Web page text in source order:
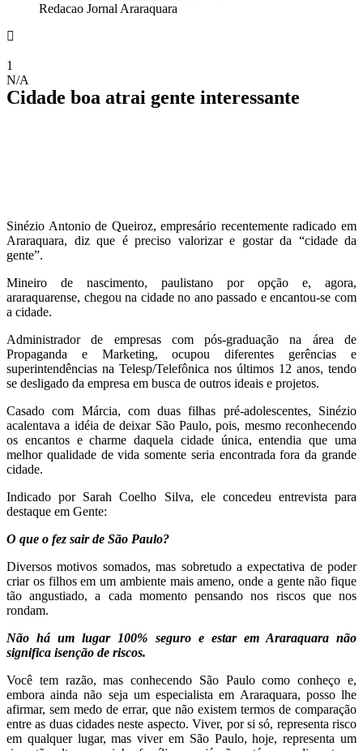
Redacao Jornal Araraquara
1
N/A
Cidade boa atrai gente interessante
Sinézio Antonio de Queiroz, empresário recentemente radicado em
Araraquara, diz que é preciso valorizar e gostar da “cidade da
gente”.
Mineiro de nascimento, paulistano por opção e, agora,
araraquarense, chegou na cidade no ano passado e encantou-se com
a cidade.
Administrador de empresas com pós-graduação na área de
Propaganda e Marketing, ocupou diferentes gerências e
superintendências na Telesp/Telefônica nos últimos 12 anos, tendo
se desligado da empresa em busca de outros ideais e projetos.
Casado com Márcia, com duas filhas pré-adolescentes, Sinézio
acalentava a idéia de deixar São Paulo, pois, mesmo reconhecendo
os encantos e charme daquela cidade única, entendia que uma
melhor qualidade de vida somente seria encontrada fora da grande
cidade.
Indicado por Sarah Coelho Silva, ele concedeu entrevista para
destaque em Gente:
O que o fez sair de São Paulo?
Diversos motivos somados, mas sobretudo a expectativa de poder
criar os filhos em um ambiente mais ameno, onde a gente não fique
tão angustiado, a cada momento pensando nos riscos que nos
rondam.
Não há um lugar 100% seguro e estar em Araraquara não
significa isenção de riscos.
Você tem razão, mas conhecendo São Paulo como conheço e,
embora ainda não seja um especialista em Araraquara, posso lhe
afirmar, sem medo de errar, que não existem termos de comparação
entre as duas cidades neste aspecto. Viver, por si só, representa risco
em qualquer lugar, mas viver em São Paulo, hoje, representa um